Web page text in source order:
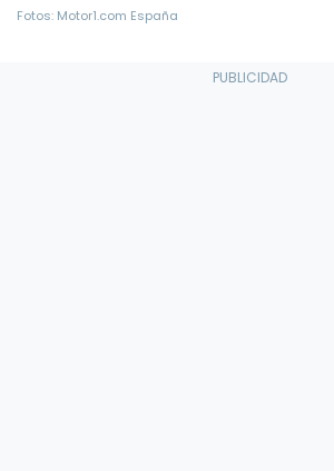
Fotos: Motor1.com España